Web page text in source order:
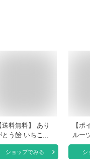
送料無料】 あり
とう飴 いちごミ
ク風味 100粒入
あめ キャンディ
ショップでみる
【ポ
ルー
ャン
太郎
シ